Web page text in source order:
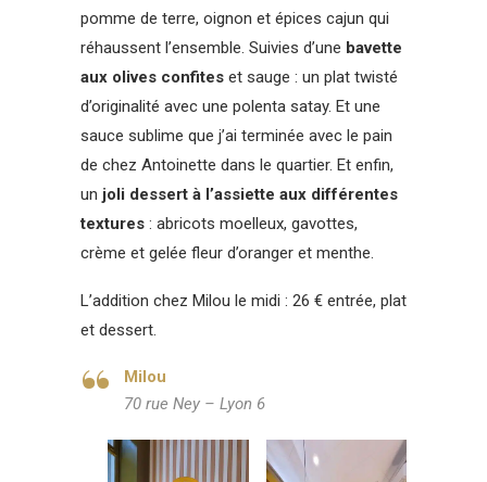
pomme de terre, oignon et épices cajun qui
réhaussent l’ensemble. Suivies d’une bavette
aux olives confites et sauge : un plat twisté
d’originalité avec une polenta satay. Et une
sauce sublime que j’ai terminée avec le pain
de chez Antoinette dans le quartier. Et enfin,
un joli dessert à l’assiette aux différentes
textures : abricots moelleux, gavottes,
crème et gelée fleur d’oranger et menthe.
L’addition chez Milou le midi : 26 € entrée, plat
et dessert.
Milou
70 rue Ney – Lyon 6